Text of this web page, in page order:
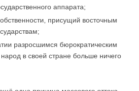
аппарата;
присущий восточным
разросшимся бюрократическим
в своей стране больше ничего